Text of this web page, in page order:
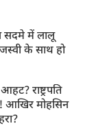
सदमे में लालू
के साथ हो
राष्ट्रपति
आखिर मोहसिन